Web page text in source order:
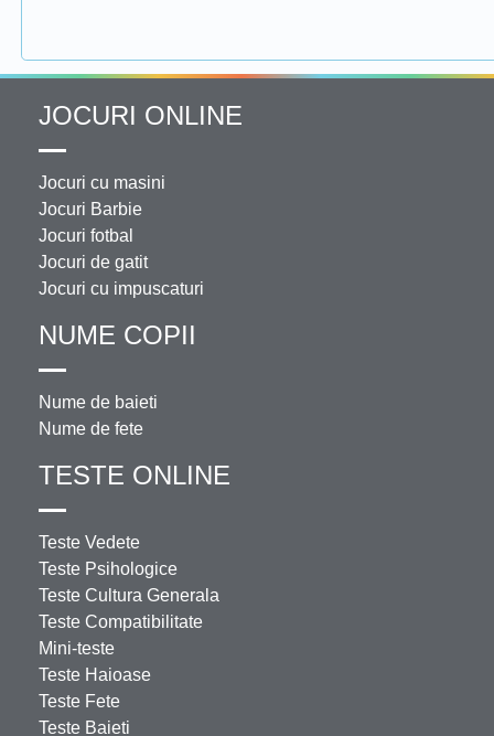
JOCURI ONLINE
Jocuri cu masini
Jocuri Barbie
Jocuri fotbal
Jocuri de gatit
Jocuri cu impuscaturi
NUME COPII
Nume de baieti
Nume de fete
TESTE ONLINE
Teste Vedete
Teste Psihologice
Teste Cultura Generala
Teste Compatibilitate
Mini-teste
Teste Haioase
Teste Fete
Teste Baieti